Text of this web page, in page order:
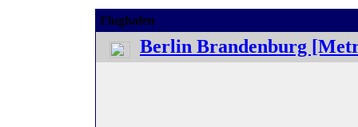
Flughafen
Berlin Brandenburg